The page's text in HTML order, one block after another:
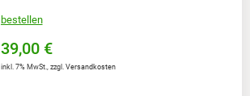
bestellen
39,00 €
inkl. 7% MwSt., zzgl. Versandkosten